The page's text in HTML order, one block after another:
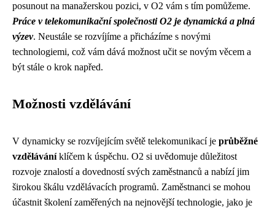
posunout na manažerskou pozici, v O2 vám s tím pomůžeme.
Práce v telekomunikační společnosti O2 je dynamická a plná
výzev. Neustále se rozvíjíme a přicházíme s novými
technologiemi, což vám dává možnost učit se novým věcem a
být stále o krok napřed.
Možnosti vzdělávání
V dynamicky se rozvíjejícím světě telekomunikací je průběžné
vzděláváníklíčem k úspěchu. O2 si uvědomuje důležitost
rozvoje znalostí a dovedností svých zaměstnanců a nabízí jim
širokou škálu vzdělávacích programů. Zaměstnanci se mohou
účastnit školení zaměřených na nejnovější technologie, jako je